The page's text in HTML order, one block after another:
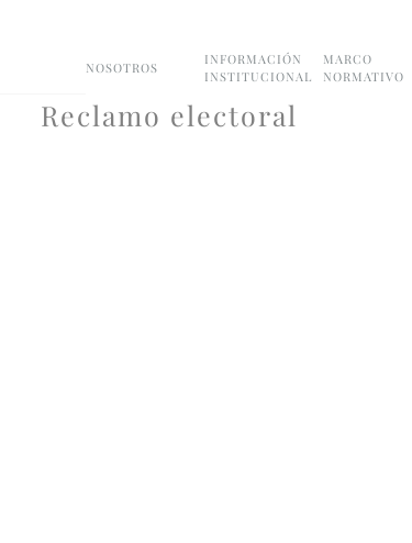
NOSOTROS
INFORMACIÓN
INSTITUCIONAL
MARCO
NORMATIVO
Reclamo electoral